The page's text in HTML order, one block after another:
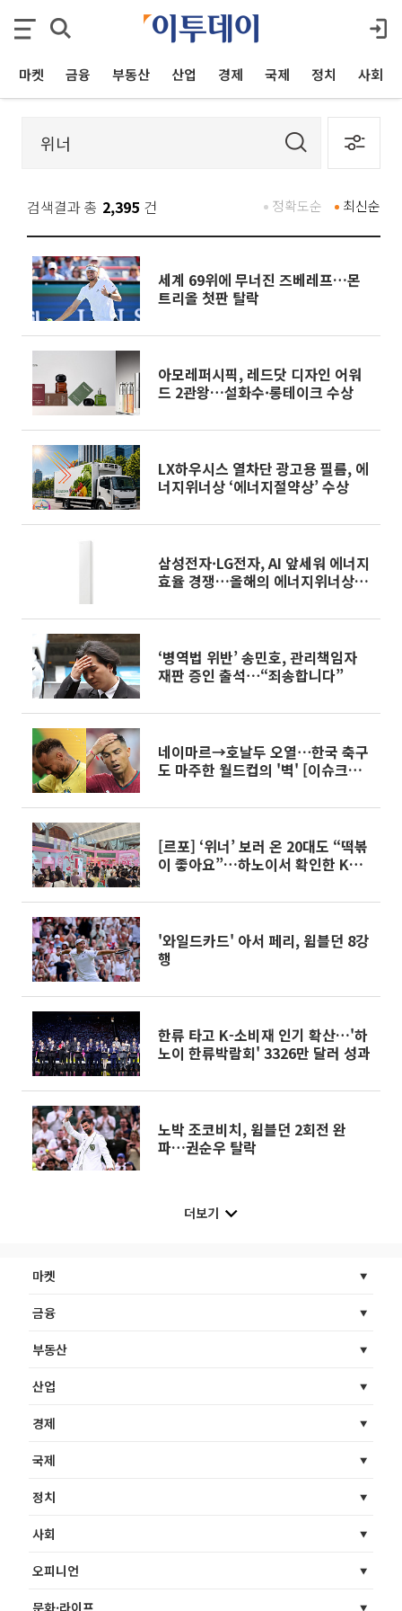
마켓 금융 부동산 산업 경제 국제 정치 사회
검색결과 총 2,395 건 최신순
정확도순
세계 69위에 무너진 즈베레프…몬
트리올 첫판 탈락
아모레퍼시픽, 레드닷 디자인 어워
드 2관왕…설화수·롱테이크 수상
LX하우시스 열차단 광고용 필름, 에
너지위너상 ‘에너지절약상’ 수상
삼성전자·LG전자, AI 앞세워 에너지
효율 경쟁…올해의 에너지위너상
‘병역법 위반’ 송민호, 관리책임자
재판 증인 출석⋯“죄송합니다”
네이마르→호날두 오열⋯한국 축구
도 마주한 월드컵의 '벽' [이슈크래
[르포] ‘위너’ 보러 온 20대도 “떡볶
이 좋아요”…하노이서 확인한 K푸
'와일드카드' 아서 페리, 윔블던 8강
행
한류 타고 K-소비재 인기 확산…'하
노이 한류박람회' 3326만 달러 성과
노박 조코비치, 윔블던 2회전 완
파…권순우 탈락
더보기
마켓
금융
부동산
산업
경제
국제
정치
사회
오피니언
문화·라이프